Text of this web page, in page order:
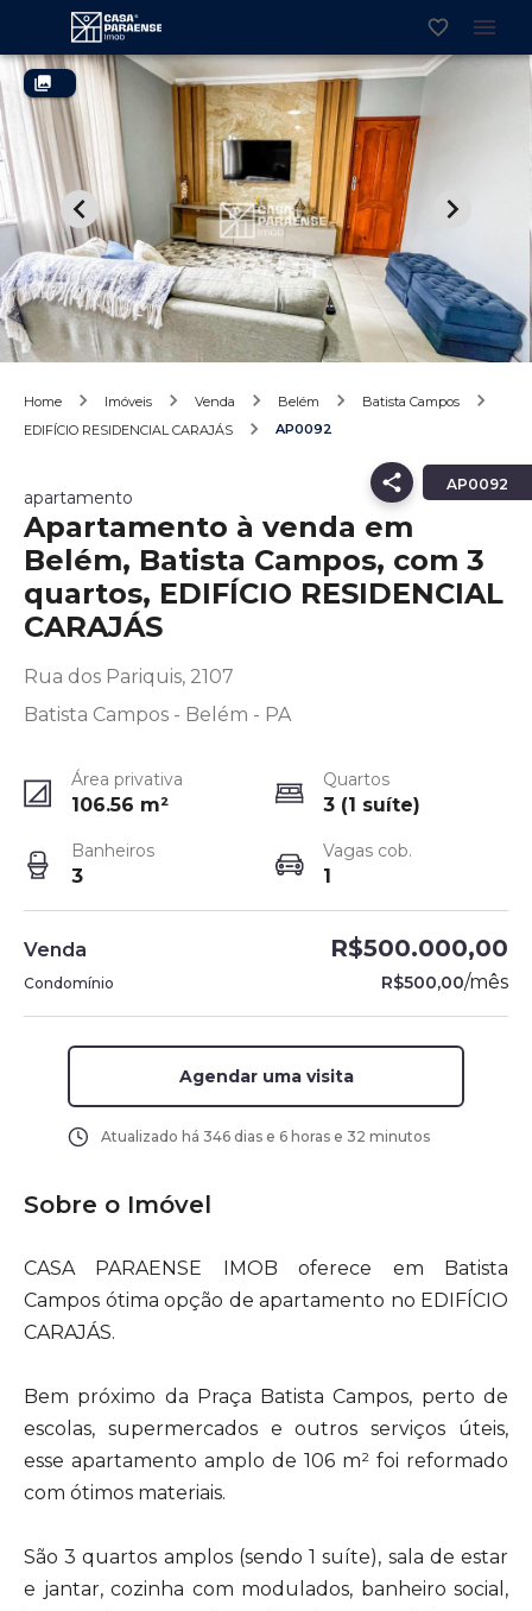
Home Imóveis Venda Belém
Batista Campos
EDIFÍCIO RESIDENCIAL CARAJÁS
AP0092
AP0092
apartamento
Apartamento à venda em
Belém, Batista Campos, com 3
quartos, EDIFÍCIO RESIDENCIAL
CARAJÁS
Rua dos Pariquis, 2107
Batista Campos - Belém - PA
Área privativa
106.56 m²
Quartos
3 (1 suíte)
Banheiros
3
Vagas cob.
1
Venda R$500.000,00
Condomínio R$500,00/mês
Agendar uma visita
Atualizado há 346 dias e 6 horas e 32 minutos
Sobre o Imóvel
CASA PARAENSE IMOB oferece em Batista
Campos ótima opção de apartamento no EDIFÍCIO
CARAJÁS.
Bem próximo da Praça Batista Campos, perto de
escolas, supermercados e outros serviços úteis,
esse apartamento amplo de 106 m² foi reformado
com ótimos materiais.
São 3 quartos amplos (sendo 1 suíte), sala de estar
e jantar, cozinha com modulados, banheiro social,